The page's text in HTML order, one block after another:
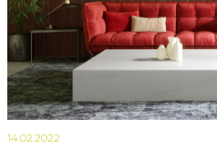
14.02.2022